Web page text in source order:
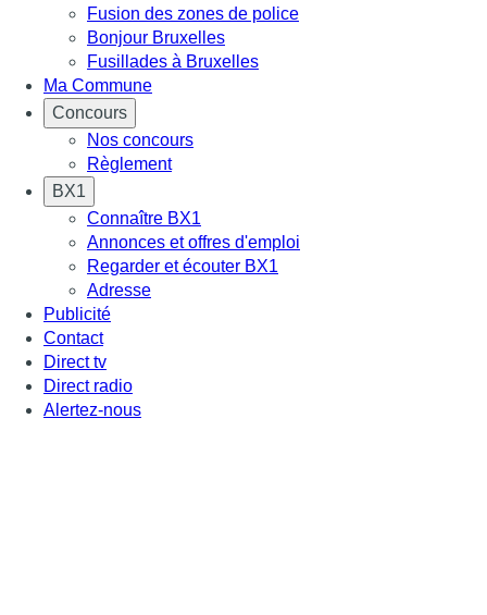
Fusion des zones de police
Bonjour Bruxelles
Fusillades à Bruxelles
Ma Commune
Concours
Nos concours
Règlement
BX1
Connaître BX1
Annonces et offres d'emploi
Regarder et écouter BX1
Adresse
Publicité
Contact
Direct tv
Direct radio
Alertez-nous